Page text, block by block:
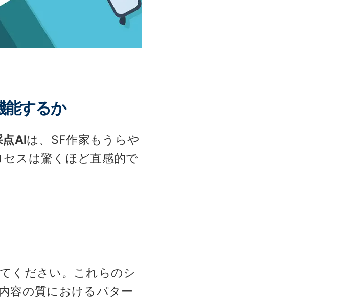
能するか
AIは、SF作家もうらや
スは驚くほど直感的で
ください。これらのシ
容の質におけるパター